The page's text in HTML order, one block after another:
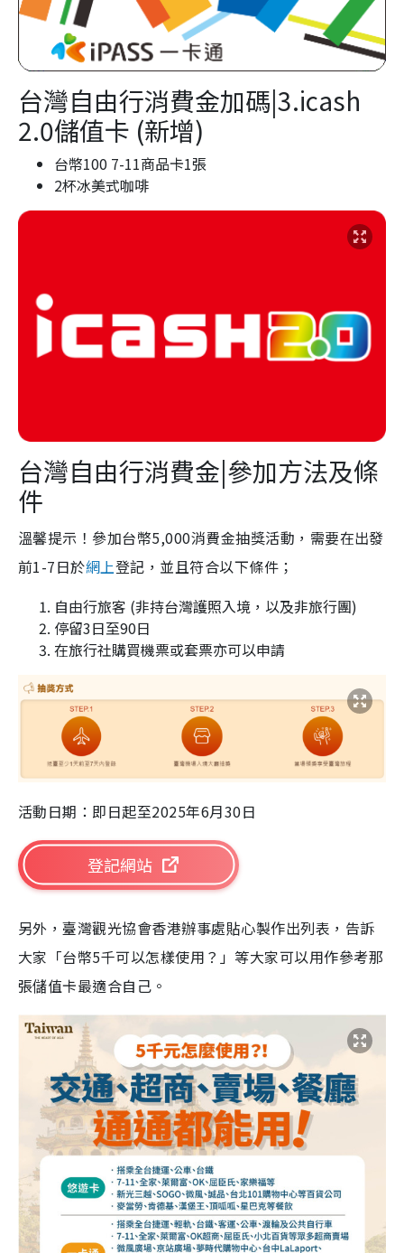
台灣自由行消費金加碼|3.icash
2.0儲值卡 (新增)
台幣100 7-11商品卡1張
2杯冰美式咖啡
台灣自由行消費金|參加方法及條
件
溫馨提示！參加台幣5,000消費金抽獎活動，需要在出發
前1-7日於網上登記，並且符合以下條件；
自由行旅客 (非持台灣護照入境，以及非旅行團)
停留3日至90日
在旅行社購買機票或套票亦可以申請
活動日期：即日起至2025年6月30日
登記網站
另外，臺灣觀光協會香港辦事處貼心製作出列表，告訴
大家「台幣5千可以怎樣使用？」等大家可以用作參考那
張儲值卡最適合自己。